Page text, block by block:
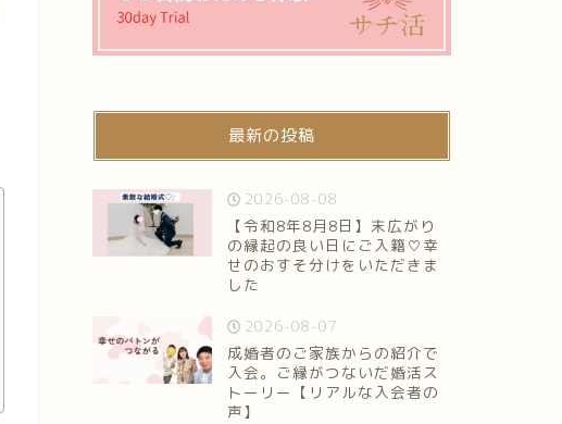
最新の投稿
2026-08-08
【令和8年8月8日】末広がり
の縁起の良い日にご入籍♡幸
せのおすそ分けをいただきま
した
2026-08-07
成婚者のご家族からの紹介で
入会。ご縁がつないだ婚活ス
トーリー【リアルな入会者の
声】